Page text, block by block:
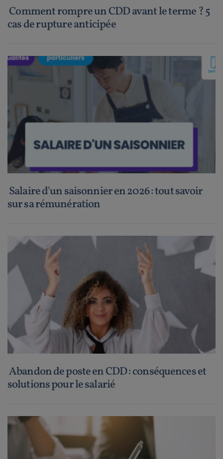
Comment rompre un CDD avant le terme ? 5
cas de rupture anticipée
Salaire d'un saisonnier en 2026 : tout savoir
sur sa rémunération
Abandon de poste en CDD : conséquences et
solutions pour le salarié